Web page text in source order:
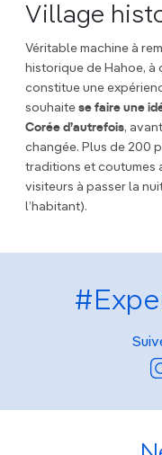
Village
Véritable machine à
historique de Hahoe, à
constitue une
souhaite se faire une
Corée d’autrefois,
changée. Plus de 200
traditions et coutumes
visiteurs à passer la
l’habitant).